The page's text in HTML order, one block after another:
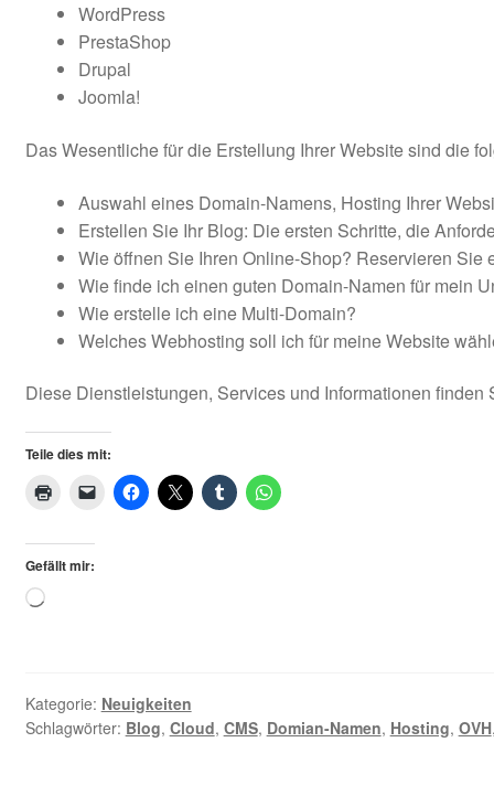
WordPress
PrestaShop
Drupal
Joomla!
Das Wesentliche für die Erstellung Ihrer Website sind die
Auswahl eines Domain-Namens, Hosting Ihrer
Erstellen Sie Ihr Blog: Die ersten Schritte, die
Wie öffnen Sie Ihren Online-Shop? Reservieren
Wie finde ich einen guten Domain-Namen für mein
Wie erstelle ich eine Multi-Domain?
Welches Webhosting soll ich für meine Website
Diese Dienstleistungen, Services und Informationen
Teile dies mit:
Gefällt mir:
Loading…
Kategorie: Neuigkeiten
Schlagwörter: Blog, Cloud, CMS, Domian-Namen, Hosting, OVH